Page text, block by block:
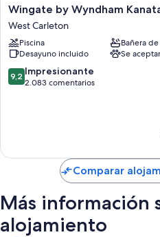
Wingate
by
Wyndham
Kanata
West
Ottawa
West
Wingate by Wyndham
West Carleton
Piscina
Bañera
Desayuno incluido
Se
9.2
sobre
9,2 Impresionante
2.083 comentarios
Comparar
Más información
alojamiento